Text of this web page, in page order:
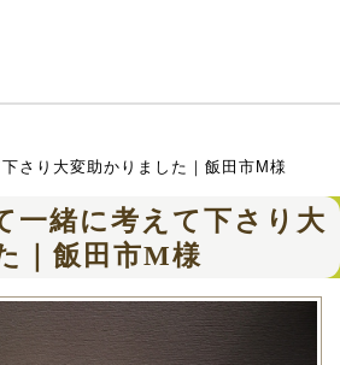
さり大変助かりました｜飯田市M様
一緒に考えて下さり大
｜飯田市M様